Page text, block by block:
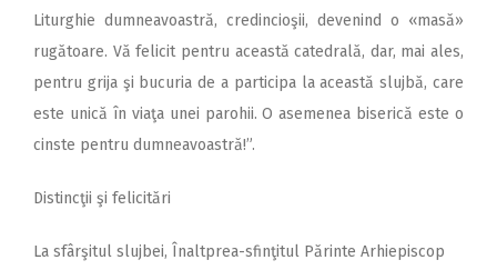
Liturghie dumneavoastră, credincioşii, devenind o «masă»
rugătoare. Vă felicit pentru această catedrală, dar, mai ales,
pentru grija şi bucuria de a participa la această slujbă, care
este unică în viaţa unei parohii. O asemenea biserică este o
cinste pentru dumneavoastră!”.
Distincţii şi felicitări
La sfârşitul slujbei, Înaltprea-sfinţitul Părinte Arhiepiscop